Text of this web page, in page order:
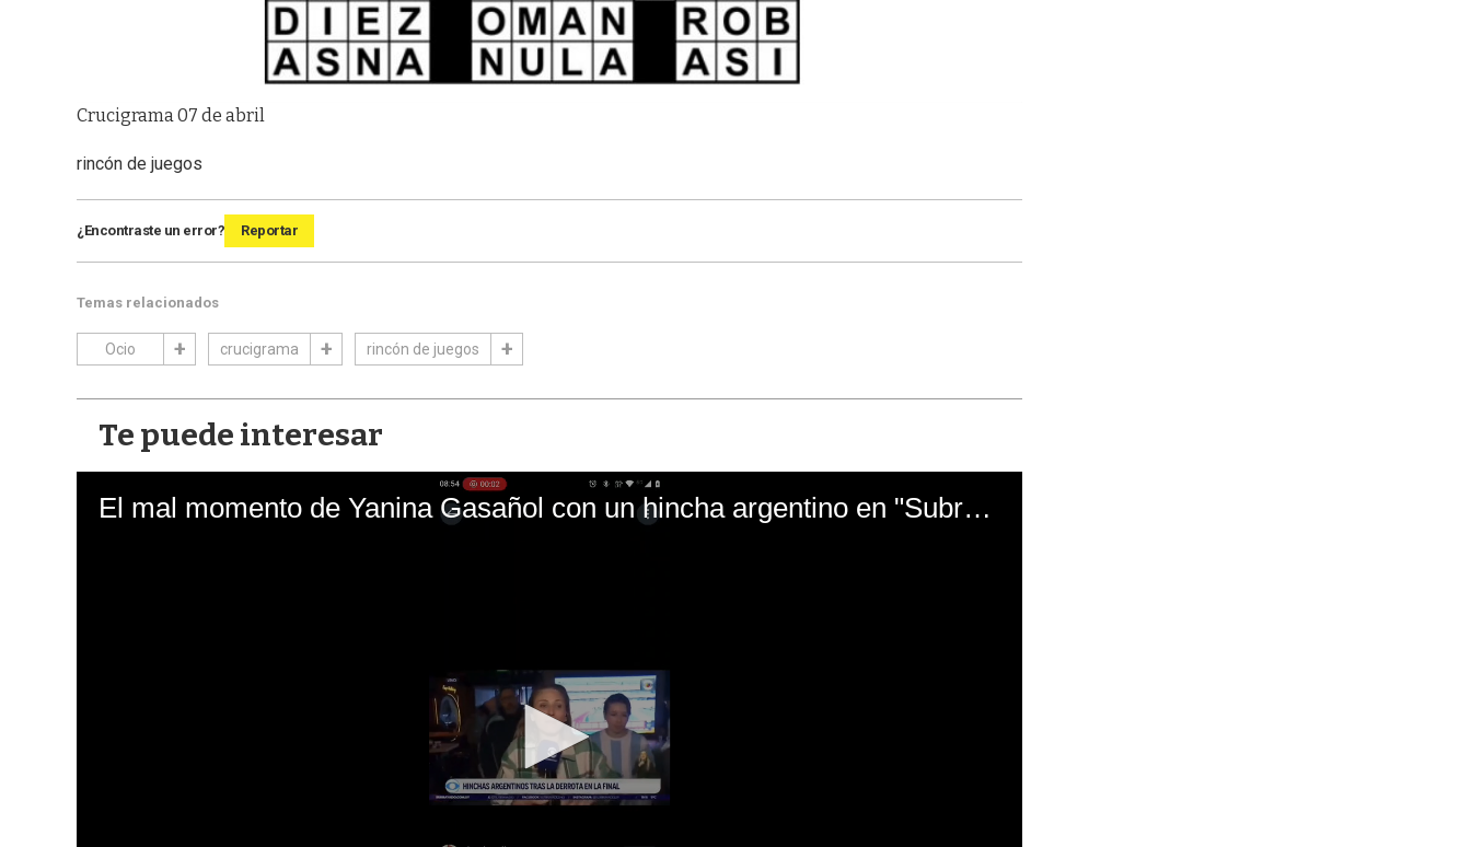
Crucigrama 07 de abril
rincón de juegos
¿Encontraste un error? Reportar
Temas relacionados
Ocio crucigrama rincón de juegos
Te puede interesar
El mal momento de Yanina Gasañol con un hincha argentino en "Subrayado"